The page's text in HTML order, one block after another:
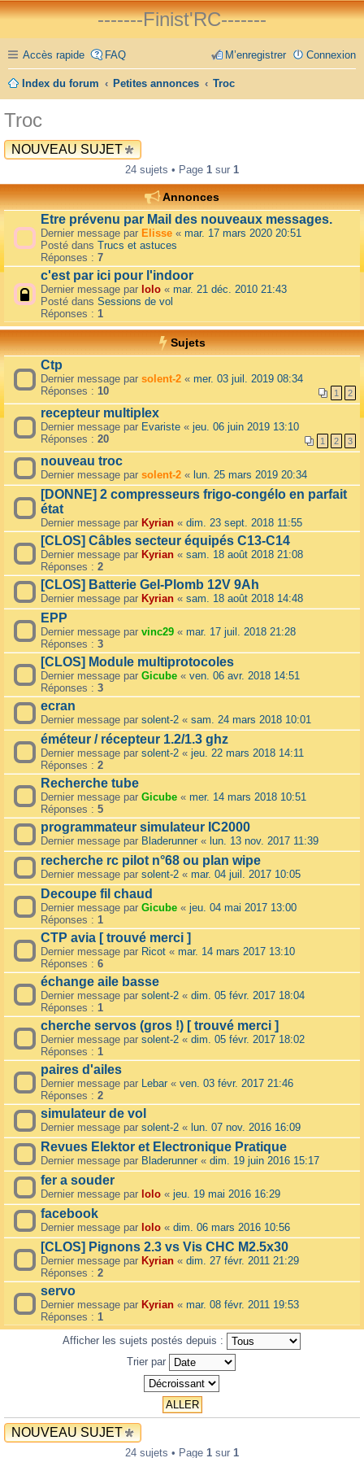
-------Finist'RC-------
Accès rapide FAQ Connexion
M’enregistrer
Index du forum Petites annonces Troc
Troc
NOUVEAU SUJET
24 sujets • Page 1 sur 1
Annonces
Etre prévenu par Mail des nouveaux messages.
Dernier message par Elisse « mar. 17 mars 2020 20:51
Posté dans Trucs et astuces
Réponses : 7
c'est par ici pour l'indoor
Dernier message par lolo « mar. 21 déc. 2010 21:43
Posté dans Sessions de vol
Réponses : 1
Sujets
Ctp
Dernier message par solent-2 « mer. 03 juil. 2019 08:34
Réponses : 10 1 2
recepteur multiplex
Dernier message par Evariste « jeu. 06 juin 2019 13:10
Réponses : 20 1 2 3
nouveau troc
Dernier message par solent-2 « lun. 25 mars 2019 20:34
[DONNE] 2 compresseurs frigo-congélo en parfait
état
Dernier message par Kyrian « dim. 23 sept. 2018 11:55
[CLOS] Câbles secteur équipés C13-C14
Dernier message par Kyrian « sam. 18 août 2018 21:08
Réponses : 2
[CLOS] Batterie Gel-Plomb 12V 9Ah
Dernier message par Kyrian « sam. 18 août 2018 14:48
EPP
Dernier message par vinc29 « mar. 17 juil. 2018 21:28
Réponses : 3
[CLOS] Module multiprotocoles
Dernier message par Gicube « ven. 06 avr. 2018 14:51
Réponses : 3
ecran
Dernier message par solent-2 « sam. 24 mars 2018 10:01
éméteur / récepteur 1.2/1.3 ghz
Dernier message par solent-2 « jeu. 22 mars 2018 14:11
Réponses : 2
Recherche tube
Dernier message par Gicube « mer. 14 mars 2018 10:51
Réponses : 5
programmateur simulateur IC2000
Dernier message par Bladerunner« lun. 13 nov. 2017 11:39
recherche rc pilot n°68 ou plan wipe
Dernier message par solent-2 « mar. 04 juil. 2017 10:05
Decoupe fil chaud
Dernier message par Gicube « jeu. 04 mai 2017 13:00
Réponses : 1
CTP avia [ trouvé merci ]
Dernier message par Ricot « mar. 14 mars 2017 13:10
Réponses : 6
échange aile basse
Dernier message par solent-2 « dim. 05 févr. 2017 18:04
Réponses : 1
cherche servos (gros !) [ trouvé merci ]
Dernier message par solent-2 « dim. 05 févr. 2017 18:02
Réponses : 1
paires d'ailes
Dernier message par Lebar« ven. 03 févr. 2017 21:46
Réponses : 2
simulateur de vol
Dernier message par solent-2 « lun. 07 nov. 2016 16:09
Revues Elektor et Electronique Pratique
Dernier message par Bladerunner« dim. 19 juin 2016 15:17
fer a souder
Dernier message par lolo « jeu. 19 mai 2016 16:29
facebook
Dernier message par lolo « dim. 06 mars 2016 10:56
[CLOS] Pignons 2.3 vs Vis CHC M2.5x30
Dernier message par Kyrian « dim. 27 févr. 2011 21:29
Réponses : 2
servo
Dernier message par Kyrian « mar. 08 févr. 2011 19:53
Réponses : 1
Afficher les sujets postés depuis :
Trier par
NOUVEAU SUJET
24 sujets • Page 1 sur 1